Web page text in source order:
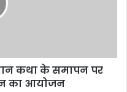
कथा के समापन पर
का आयोजन